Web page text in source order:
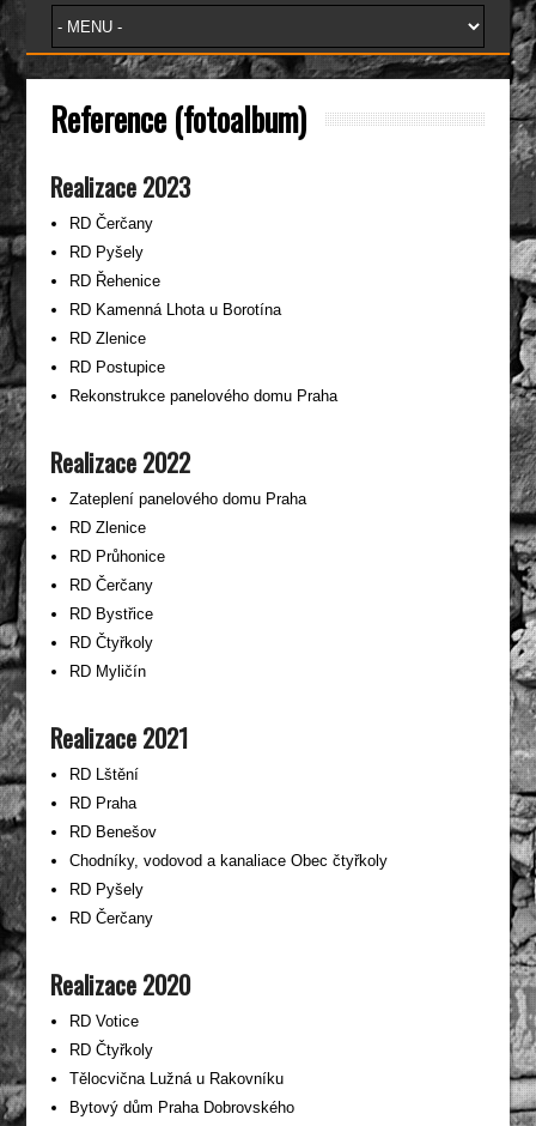
Reference (fotoalbum)
Realizace 2023
RD Čerčany
RD Pyšely
RD Řehenice
RD Kamenná Lhota u Borotína
RD Zlenice
RD Postupice
Rekonstrukce panelového domu Praha
Realizace 2022
Zateplení panelového domu Praha
RD Zlenice
RD Průhonice
RD Čerčany
RD Bystřice
RD Čtyřkoly
RD Myličín
Realizace 2021
RD Lštění
RD Praha
RD Benešov
Chodníky, vodovod a kanaliace Obec čtyřkoly
RD Pyšely
RD Čerčany
Realizace 2020
RD Votice
RD Čtyřkoly
Tělocvična Lužná u Rakovníku
Bytový dům Praha Dobrovského